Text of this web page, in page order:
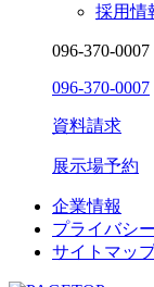
採用情
096-370-0007
096-370-0007
資料請求
展示場予約
企業情報
プライバシ
サイトマッ